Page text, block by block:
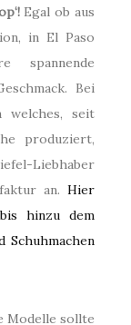
Egal ob aus
in El Paso
spannende
Bei
welches, seit
produziert,
Liebhaber
an. Hier
hinzu dem
Modelle sollte